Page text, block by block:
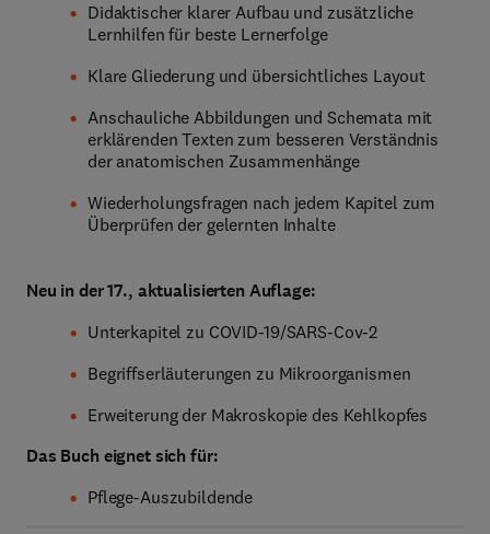
Didaktischer klarer Aufbau und zusätzliche
Lernhilfen für beste Lernerfolge
Klare Gliederung und übersichtliches Layout
Anschauliche Abbildungen und Schemata mit
erklärenden Texten zum besseren Verständnis
der anatomischen Zusammenhänge
Wiederholungsfragen nach jedem Kapitel zum
Überprüfen der gelernten Inhalte
Neu in der 17., aktualisierten Auflage:
Unterkapitel zu COVID-19/SARS-Cov-2
Begriffserläuterungen zu Mikroorganismen
Erweiterung der Makroskopie des Kehlkopfes
Das Buch eignet sich für:
Pflege-Auszubildende